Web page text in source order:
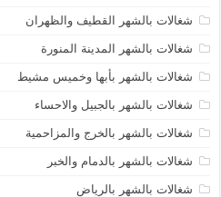
شغالات بالشهر القطيف والظهران
شغالات بالشهر المدينة المنورة
شغالات بالشهر بأبها وخميس مشيط
شغالات بالشهر بالجبيل والاحساء
شغالات بالشهر بالخرج والمزاحمية
شغالات بالشهر بالدمام والخبر
شغالات بالشهر بالرياض